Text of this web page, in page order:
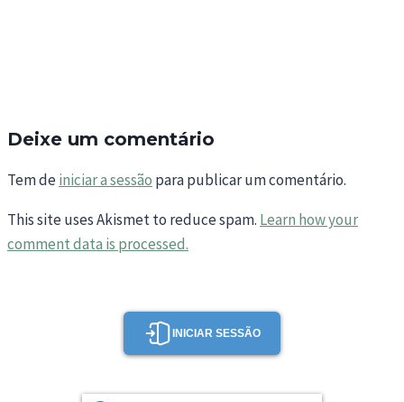
Deixe um comentário
Tem deiniciar a sessão para publicar um comentário.
This site uses Akismet to reduce spam. Learn how your
comment data is processed.
INICIAR SESSÃO